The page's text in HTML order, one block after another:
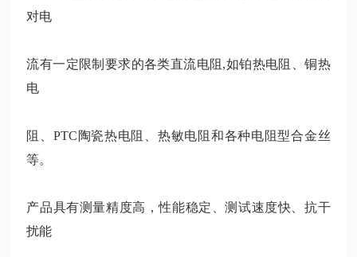
对电
流有一定限制要求的各类直流电阻,如铂热电阻、铜热
电
阻、PTC陶瓷热电阻、热敏电阻和各种电阻型合金丝
等。
产品具有测量精度高，性能稳定、测试速度快、抗干
扰能